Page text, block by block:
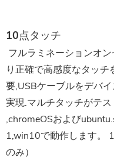
10点タッチ
り正確で高感度なタッ
要,USBケーブルをデバ
実現.マルチタッチがテ
,chromeOSおよび
1,win10で動作します。
のみ）